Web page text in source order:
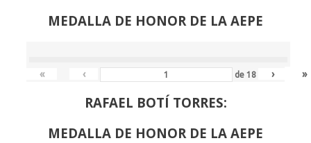
MEDALLA DE HONOR DE LA AEPE
« ‹ de18 › »
RAFAEL BOTÍ TORRES:
MEDALLA DE HONOR DE LA AEPE